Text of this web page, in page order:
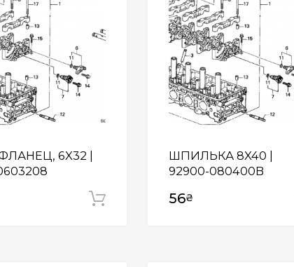
6X32 |
Додати у кошик
ШПИЛЬКА 8X40 |
92900-080400B
56₴